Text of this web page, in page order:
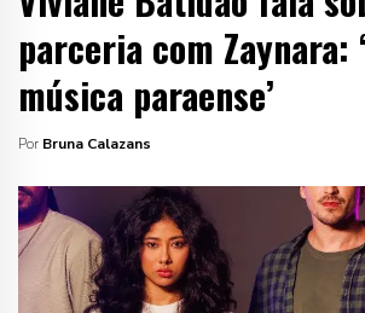
parceria com Zaynara:
música paraense’
Por Bruna Calazans